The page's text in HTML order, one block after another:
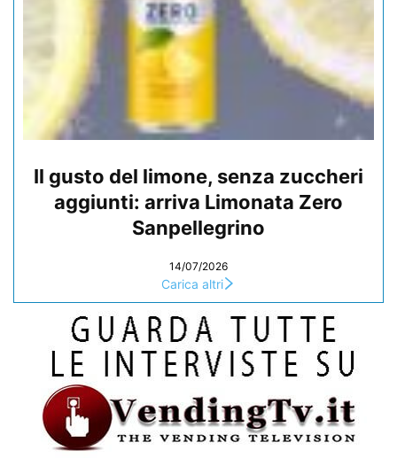
Il gusto del limone, senza zuccheri
aggiunti: arriva Limonata Zero
Sanpellegrino
14/07/2026
Carica altri